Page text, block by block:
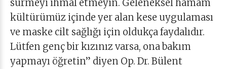
sürmeyi ihmal etmeyin. Geleneksel hamam
kültürümüz içinde yer alan kese uygulaması
ve maske cilt sağlığı için oldukça faydalıdır.
Lütfen genç bir kızınız varsa, ona bakım
yapmayı öğretin” diyen Op. Dr. Bülent